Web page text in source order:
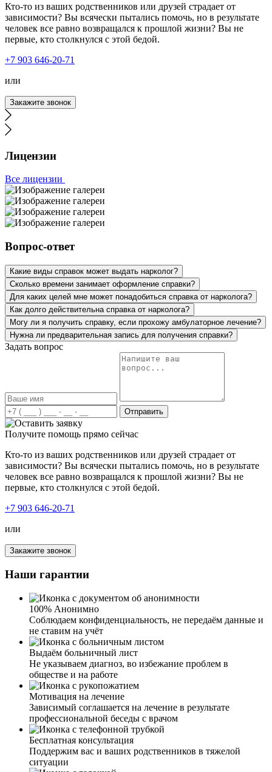
Тайм-Клиник - лучшая служба вызова врача на дом.
Квалифицированные специалисты, адекватные цены,
по предоплате, и это разумно, ведь на вызовы, которые
ездит ваша бригада, можно ожидать что угодно. Я сам в
ту ночь, смог очухаться спустя 20 минут звонков в
домофон. Бригада не уезжала, а дозванивалась до меня
до пьяного.
Вызывала службу нарколога на дом. Мой отец был в
долгом запое, началась одышка и головокружения. Я
незамедлительно вызвала врача. Спасибо наркологу,
который к нам выехал, качественно и быстро привел
отца в чувства, дал рекомендации. Будем надеяться на
долгосрочный результат, подумываем о прохождении
курса реабилитации.
Мне делали капельницу от запоя, потом я решилась и на
кодировку. Хочу отметить, что весь персонал очень
приветливый и чуткий. Всегда с пониманием подходят
к ситуации. Профессионализм, четкость действий, все
на высшем уровне. Спасибо за вашу работу!
Я вызвал нарколога на дом для своего сына. Сил
терпеть больше не было его ежедневные состояния
неадекватного человека. Приехал врач, оценил
физическое и психологическое состояние сына, измерил
давление, задал вопросы о том, что и в каком
количестве употреблено. Исходя из этого выбрал схему
детоксикации. После процедуры провел с сыном беседу
о наркомании. Теперь мы планируем поступать к вам на
курс лечения в РЦ. Вы наше спасение.
Обращался для вызова нарколога на дом. Остались
очень довольны и ценой и результатом. Мать не могла
выйти из запоя. Приехавший врач провел диагностику
состояния, поставил капельницу для детоксикации
крови, оставил седативные и сосудистые лекарства на
три дня для полного восстановления организма.
Кто-то из ваших родственников или друзей страдает от
зависимости? Вы всячески пытались помочь, но в результате
человек все равно возвращался к прошлой жизни? Вы не
первые, кто столкнулся с этой бедой.
+7 903 646-20-71
или
Закажите звонок
Лицензии
Все лицензии
Вопрос-ответ
Какие виды справок может выдать нарколог?
Сколько времени занимает оформление справки?
Для каких целей мне может понадобиться справка от нарколога?
Как долго действительна справка от нарколога?
Могу ли я получить справку, если прохожу амбулаторное лечение?
Нужна ли предварительная запись для получения справки?
Задать вопрос
Отправить
Получите помощь прямо сейчас
Кто-то из ваших родственников или друзей страдает от
зависимости? Вы всячески пытались помочь, но в результате
человек все равно возвращался к прошлой жизни? Вы не
первые, кто столкнулся с этой бедой.
+7 903 646-20-71
или
Закажите звонок
Наши гарантии
100% Анонимно
Соблюдаем конфиденциальность, не передаём данные и
не ставим на учёт
Выдаём больничный лист
Не указываем диагноз, во избежание проблем в
обществе и на работе
Мотивация на лечение
Зависимый соглашается на лечение в результате
профессиональной беседы с врачом
Бесплатная консультация
Поддержим вас и ваших родственников в тяжелой
ситуации